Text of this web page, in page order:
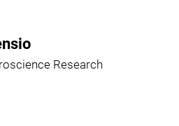
Research